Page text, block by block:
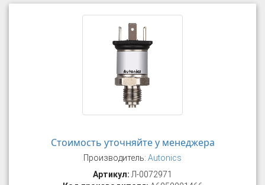
Стоимость уточняйте у менеджера
Производитель: Autonics
Артикул: Л-0072971